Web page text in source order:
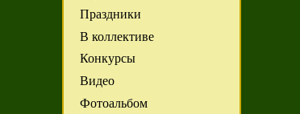
Праздники
В коллективе
Конкурсы
Видео
Фотоальбом